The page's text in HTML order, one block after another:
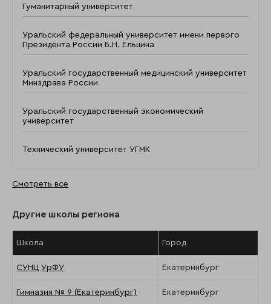
Гуманитарный университет
Уральский федеральный университет имени первого
Президента России Б.Н. Ельцина
Уральский государственный медицинский университет
Минздрава России
Уральский государственный экономический
университет
Технический университет УГМК
Смотреть все
Другие школы региона
Школа Город
СУНЦ УрФУ Екатеринбург
Гимназия № 9 (Екатеринбург) Екатеринбург